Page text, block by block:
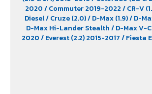
2020/ Commuter 2019-2022/ CR-V
Diesel/ Cruze (2.0)/ D-Max (1.9)/ D-
D-Max Hi-Lander Stealth/ D-Max V-
2020/ Everest (2.2) 2015-2017/ Fiesta
/